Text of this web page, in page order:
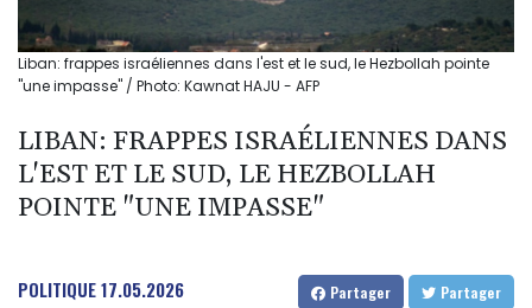
Liban: frappes israéliennes dans l'est et le sud, le Hezbollah pointe
"une impasse" / Photo: Kawnat HAJU - AFP
LIBAN: FRAPPES ISRAÉLIENNES DANS
L'EST ET LE SUD, LE HEZBOLLAH
POINTE "UNE IMPASSE"
POLITIQUE17.05.2026 Partager Partager